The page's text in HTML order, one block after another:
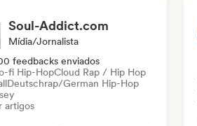
Soul-Addict.com
Mídia/Jornalista
feedbacks enviados
fi Hip-HopCloud Rap / Hip Hop
Deutschrap/German Hip-Hop
artigos